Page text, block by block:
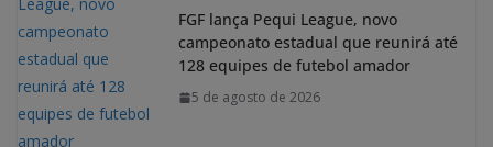
FGF lança Pequi League, novo
campeonato estadual que reunirá até
128 equipes de futebol amador
5 de agosto de 2026